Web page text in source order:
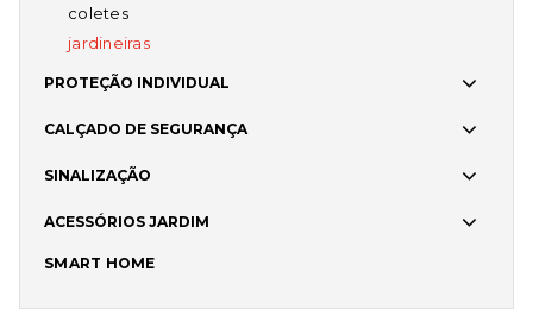
coletes
jardineiras
PROTEÇÃO INDIVIDUAL
CALÇADO DE SEGURANÇA
SINALIZAÇÃO
ACESSÓRIOS JARDIM
SMART HOME